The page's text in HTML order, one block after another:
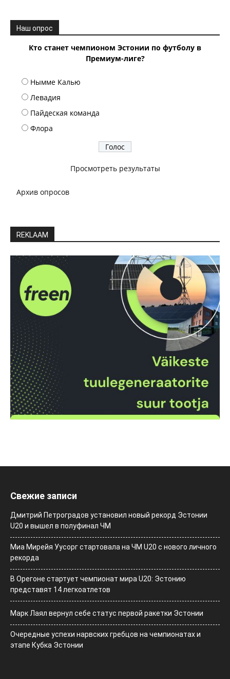
Наш опрос
Кто станет чемпионом Эстонии по футболу в
Премиум-лиге?
Нымме Калью
Левадия
Пайдеская команда
Флора
Просмотреть результаты
Архив опросов
REKLAAM
Свежие записи
Дмитрий Петроградов установил новый рекорд Эстонии
U20 и вышел в полуфинал ЧМ
Миа Мирейя Уусорг стартовала на ЧМ U20 c нового личного
рекорда
В Орегоне стартует чемпионат мира U20: Эстонию
представят 14 легкоатлетов
Марк Лаял вернул себе статус первой ракетки Эстонии
Очередные успехи нарвских гребцов на чемпионатах и
этапе Кубка Эстонии